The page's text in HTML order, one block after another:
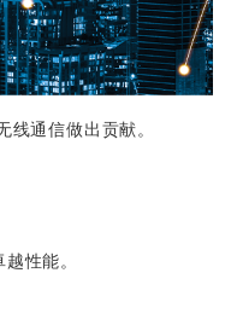
线通信做出贡献。
性能。